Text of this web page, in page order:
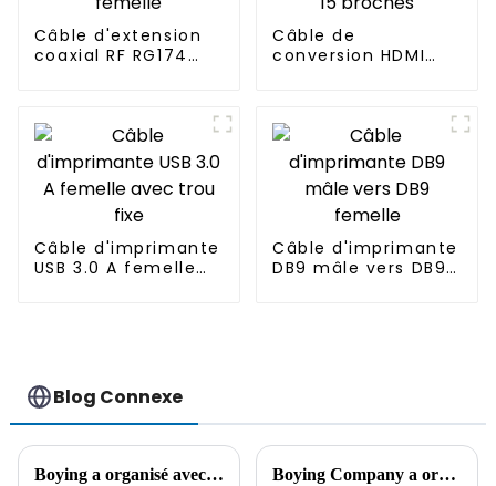
Câble d'extension
coaxial RF RG174
Câble de
conversion HDMI
Câble d'imprimante
USB 3.0 A femelle
Câble d'imprimante
DB9 mâle vers DB9
Blog Connexe
Boying a organisé avec succès un concours de connaissances sur les produits Boying Company a organisé une réunion de gestion de la qualité pour souligner les avantages de qualité des produits de câble